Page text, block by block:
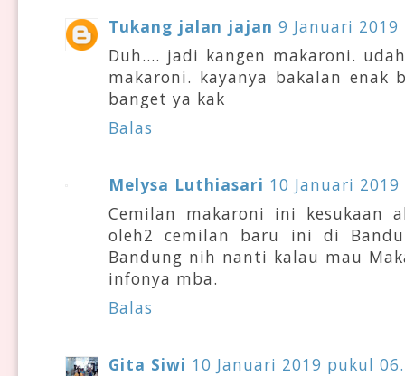
Tukang jalan jajan 9 Januari
Duh.... jadi kangen makaroni.
makaroni. kayanya bakalan
banget ya kak
Balas
Melysa Luthiasari 10 Januari
Cemilan makaroni ini kesukaan
oleh2 cemilan baru ini di
Bandung nih nanti kalau mau
infonya mba.
Balas
Gita Siwi 10 Januari 2019 pukul